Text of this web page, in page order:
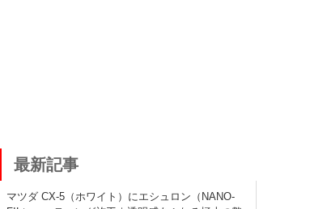
最新記事
マツダ CX-5（ホワイト）にエシュロン（NANO-